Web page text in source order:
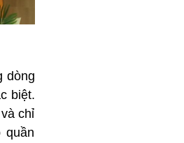
dòng
biệt.
chỉ
quần